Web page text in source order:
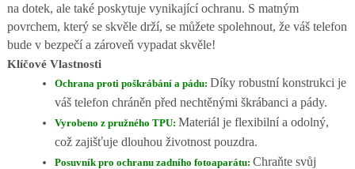
na dotek, ale také poskytuje vynikající ochranu. S matným
povrchem, který se skvěle drží, se můžete spolehnout, že váš telefon
bude v bezpečí a zároveň vypadat skvěle!
Klíčové Vlastnosti
Ochrana proti poškrábání a pádu: Díky robustní konstrukci je
váš telefon chráněn před nechtěnými škrábanci a pády.
Vyrobeno z pružného TPU: Materiál je flexibilní a odolný,
což zajišťuje dlouhou životnost pouzdra.
Posuvník pro ochranu zadního fotoaparátu: Chraňte svůj